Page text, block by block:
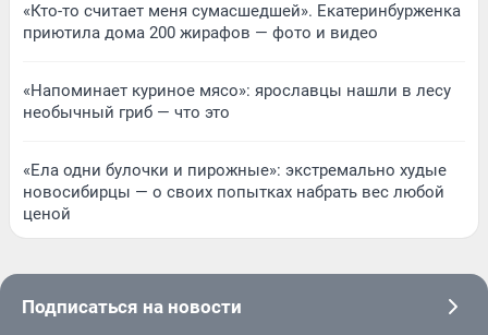
«Кто-то считает меня сумасшедшей». Екатеринбурженка
приютила дома 200 жирафов — фото и видео
«Напоминает куриное мясо»: ярославцы нашли в лесу
необычный гриб — что это
«Ела одни булочки и пирожные»: экстремально худые
новосибирцы — о своих попытках набрать вес любой
ценой
Подписаться на новости